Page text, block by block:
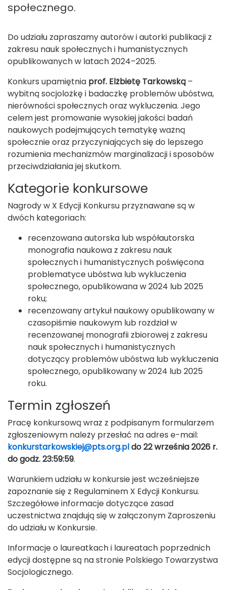
społecznego.
Do udziału zapraszamy autorów i autorki publikacji z
zakresu nauk społecznych i humanistycznych
opublikowanych w latach 2024–2025.
Konkurs upamiętnia prof. Elżbietę Tarkowską –
wybitną socjolożkę i badaczkę problemów ubóstwa,
nierówności społecznych oraz wykluczenia. Jego
celem jest promowanie wysokiej jakości badań
naukowych podejmujących tematykę ważną
społecznie oraz przyczyniających się do lepszego
rozumienia mechanizmów marginalizacji i sposobów
przeciwdziałania jej skutkom.
Kategorie konkursowe
Nagrody w X Edycji Konkursu przyznawane są w
dwóch kategoriach:
recenzowana autorska lub współautorska
monografia naukowa z zakresu nauk
społecznych i humanistycznych poświęcona
problematyce ubóstwa lub wykluczenia
społecznego, opublikowana w 2024 lub 2025
roku;
recenzowany artykuł naukowy opublikowany w
czasopiśmie naukowym lub rozdział w
recenzowanej monografii zbiorowej z zakresu
nauk społecznych i humanistycznych
dotyczący problemów ubóstwa lub wykluczenia
społecznego, opublikowany w 2024 lub 2025
roku.
Termin zgłoszeń
Pracę konkursową wraz z podpisanym formularzem
zgłoszeniowym należy przesłać na adres e-mail:
konkurstarkowskiej@pts.org.pldo 22 września 2026 r.
do godz. 23:59:59.
Warunkiem udziału w konkursie jest wcześniejsze
zapoznanie się z Regulaminem X Edycji Konkursu.
Szczegółowe informacje dotyczące zasad
uczestnictwa znajdują się w załączonym Zaproszeniu
do udziału w Konkursie.
Informacje o laureatkach i laureatach poprzednich
edycji dostępne są na stronie Polskiego Towarzystwa
Socjologicznego.